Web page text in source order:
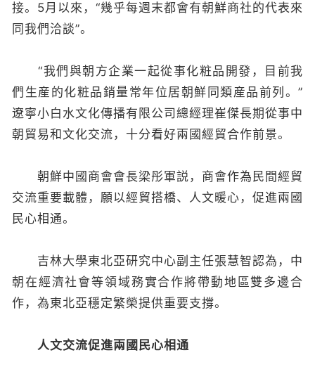
接。5月以來，“幾乎每週末都會有朝鮮商社的代表來
同我們洽談”。
“我們與朝方企業一起從事化粧品開發，目前我
們生産的化粧品銷量常年位居朝鮮同類産品前列。”
遼寧小白水文化傳播有限公司總經理崔傑長期從事中
朝貿易和文化交流，十分看好兩國經貿合作前景。
朝鮮中國商會會長梁彤軍説，商會作為民間經貿
交流重要載體，願以經貿搭橋、人文暖心，促進兩國
民心相通。
吉林大學東北亞研究中心副主任張慧智認為，中
朝在經濟社會等領域務實合作將帶動地區雙多邊合
作，為東北亞穩定繁榮提供重要支撐。
人文交流促進兩國民心相通